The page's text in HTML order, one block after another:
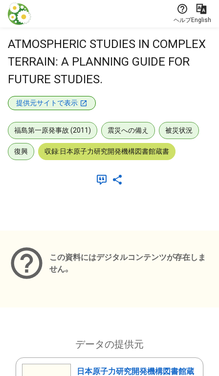
本文に飛ぶ
ヘルプEnglish
ATMOSPHERIC STUDIES IN COMPLEX
TERRAIN: A PLANNING GUIDE FOR
FUTURE STUDIES.
提供元サイトで表示
福島第一原発事故 (2011) 震災への備え 被災状況
復興 収録:日本原子力研究開発機構図書館蔵書
この資料にはデジタルコンテンツが存在しま
せん。
データの提供元
日本原子力研究開発機構図書館蔵